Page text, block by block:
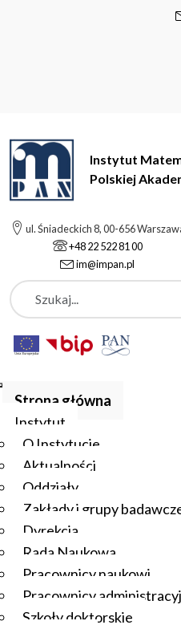
Instytut
Polskiej
ul. Śniadeckich 8, 00-656
+48 22 522 81 00
im@impan.pl
Szukaj
Strona główna
Instytut
O Instytucie
Aktualności
Oddziały
Zakłady i grupy
Dyrekcja
Rada Naukowa
Pracownicy naukowi
Pracownicy
Szkoły doktorskie